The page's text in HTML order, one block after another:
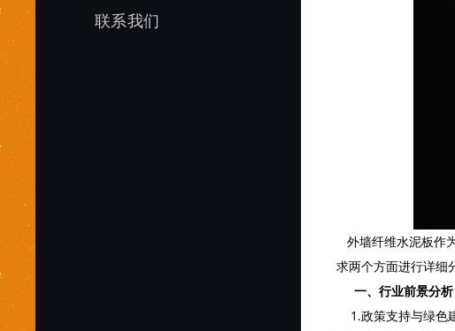
联系我们
外墙纤维水泥板作
求两个方面进行详细
一、行业前景分析
1.政策支持与绿色